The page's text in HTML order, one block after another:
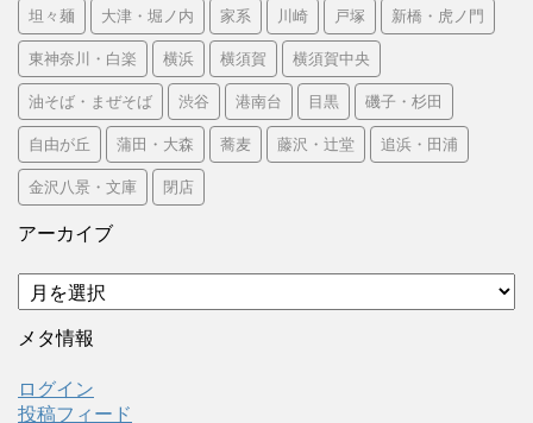
坦々麺 大津・堀ノ内 家系 川崎 戸塚 新橋・虎ノ門
東神奈川・白楽 横浜 横須賀 横須賀中央
油そば・まぜそば 渋谷 港南台 目黒 磯子・杉田
自由が丘 蒲田・大森 蕎麦 藤沢・辻堂 追浜・田浦
金沢八景・文庫 閉店
アーカイブ
ア
ー
カ
ブ
メタ情報
ログイン
投稿フィード